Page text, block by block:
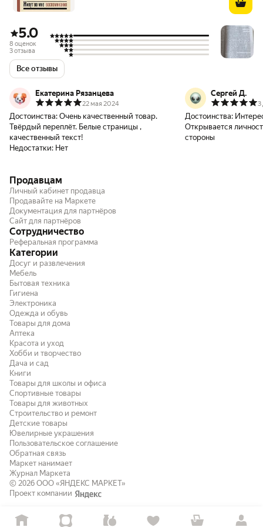
5.0
8 оценок
3 отзыва
Все отзывы
Екатерина Рязанцева
22 мая 2024
Достоинства: Очень качественный товар.
Твёрдый переплёт. Белые страницы ,
качественный текст!
Недостатки: Нет
Сергей Д.
3
Достоинства:
Открывается
стороны
Продавцам
Личный кабинет продавца
Продавайте на Маркете
Документация для партнёров
Сайт для партнёров
Сотрудничество
Реферальная программа
Категории
Досуг и развлечения
Мебель
Бытовая техника
Гигиена
Электроника
Одежда и обувь
Товары для дома
Аптека
Красота и уход
Хобби и творчество
Дача и сад
Книги
Товары для школы и офиса
Спортивные товары
Товары для животных
Строительство и ремонт
Детские товары
Ювелирные украшения
Пользовательское соглашение
Обратная связь
Маркет нанимает
Журнал Маркета
© 2026 ООО «ЯНДЕКС МАРКЕТ»
Проект компании